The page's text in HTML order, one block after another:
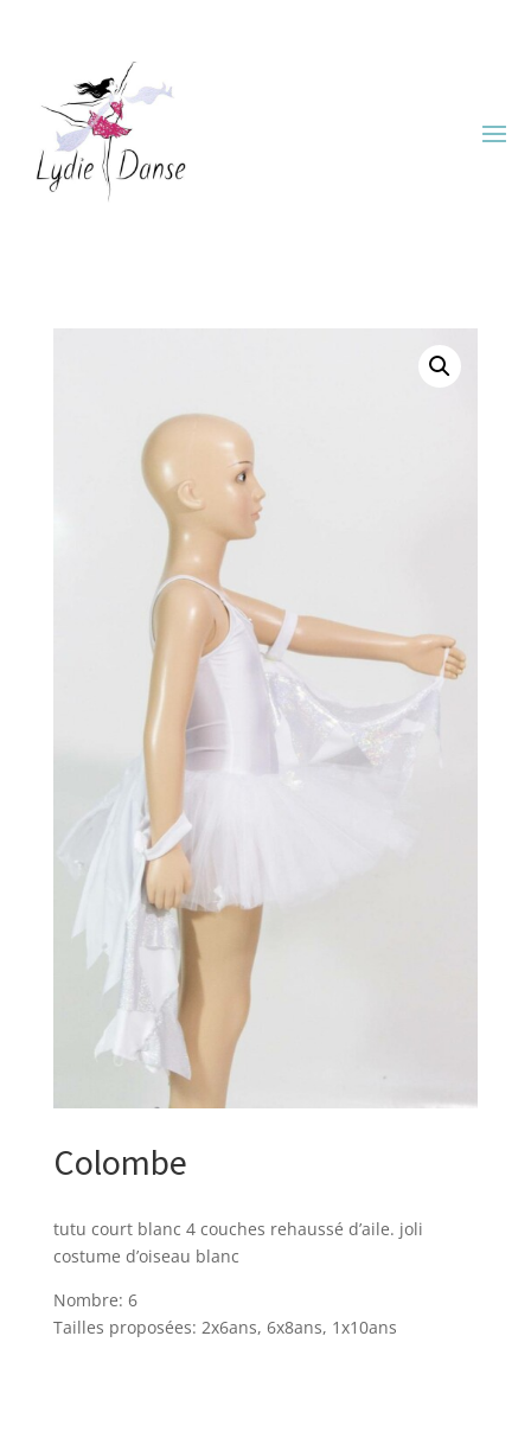
Colombe
tutu court blanc 4 couches rehaussé d’aile. joli
costume d’oiseau blanc
Nombre: 6
Tailles proposées: 2x6ans, 6x8ans, 1x10ans